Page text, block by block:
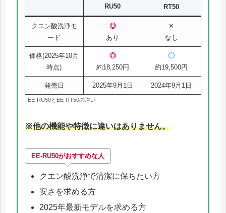
RU50
RT50
クエン酸洗浄モ
ード
◎
あり
✕
なし
価格(2025年10月
時点)
◎
約18,250円
〇
約19,500円
発売日 2025年9月1日 2024年9月1日
EE-RU50とEE-RT50の違い
※他の機能や特徴に違いはありません。
EE-RU50がおすすめな人
クエン酸洗浄で清潔に保ちたい方
安さを求める方
2025年最新モデルを求める方